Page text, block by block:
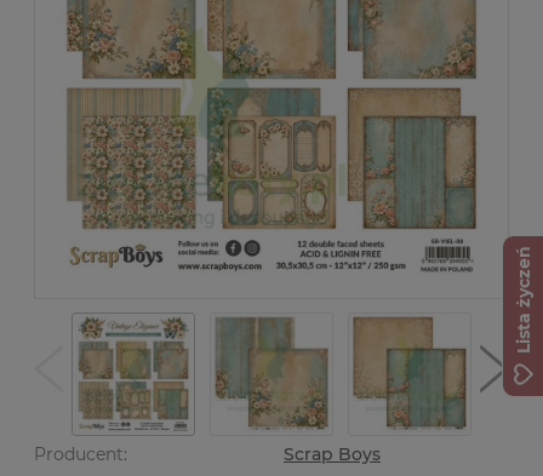
Producent:
Scrap Boys
Lista życzeń